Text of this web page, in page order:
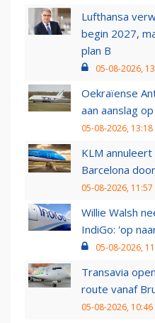
Lufthansa
begin 2027,
plan B
05-08-2026,
Oekraïense
aan aanslag
05-08-2026, 13:18
KLM
Barcelona
05-08-2026, 11:57
Willie Walsh
IndiGo: 'op
05-08-2026,
Transavia
route vanaf
05-08-2026, 10:46